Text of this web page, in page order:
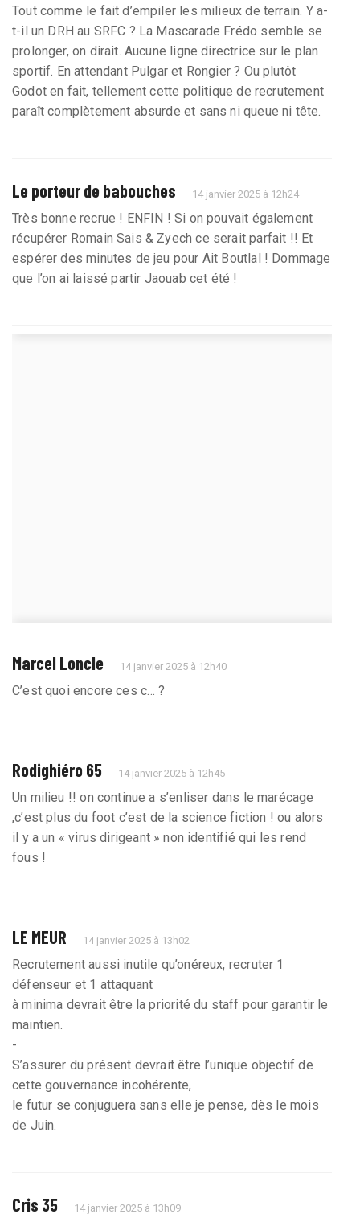
Tout comme le fait d’empiler les milieux de terrain. Y a-
t-il un DRH au SRFC ? La Mascarade Frédo semble se
prolonger, on dirait. Aucune ligne directrice sur le plan
sportif. En attendant Pulgar et Rongier ? Ou plutôt
Godot en fait, tellement cette politique de recrutement
paraît complètement absurde et sans ni queue ni tête.
Le porteur de babouches 14 janvier 2025 à 12h24
Très bonne recrue ! ENFIN ! Si on pouvait également
récupérer Romain Sais & Zyech ce serait parfait !! Et
espérer des minutes de jeu pour Ait Boutlal ! Dommage
que l’on ai laissé partir Jaouab cet été !
Marcel Loncle 14 janvier 2025 à 12h40
C’est quoi encore ces c… ?
Rodighiéro 65 14 janvier 2025 à 12h45
Un milieu !! on continue a s’enliser dans le marécage
,c’est plus du foot c’est de la science fiction ! ou alors
il y a un « virus dirigeant » non identifié qui les rend
fous !
LE MEUR 14 janvier 2025 à 13h02
Recrutement aussi inutile qu’onéreux, recruter 1
défenseur et 1 attaquant
à minima devrait être la priorité du staff pour garantir le
maintien.
-
S’assurer du présent devrait être l’unique objectif de
cette gouvernance incohérente,
le futur se conjuguera sans elle je pense, dès le mois
de Juin.
Cris 35 14 janvier 2025 à 13h09